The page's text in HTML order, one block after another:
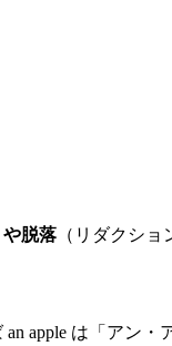
脱落 （リダクシ
apple は「アン